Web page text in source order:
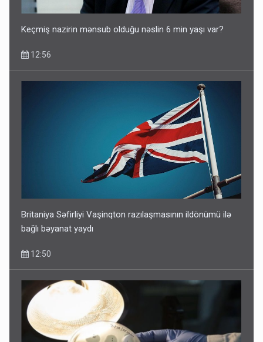
Keçmiş nazirin mənsub olduğu nəslin 6 min yaşı var?
12:56
Britaniya Səfirliyi Vaşinqton razılaşmasının ildönümü ilə
bağlı bəyanat yaydı
12:50